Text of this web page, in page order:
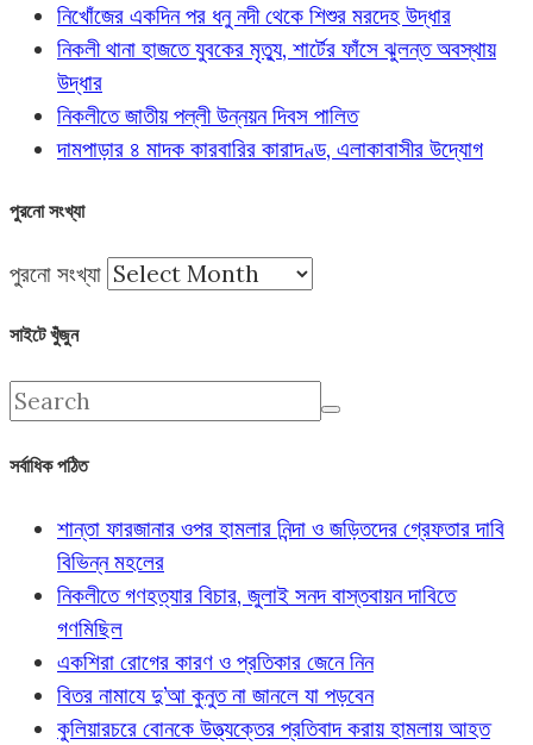
নিখোঁজের একদিন পর ধনু নদী থেকে শিশুর মরদেহ উদ্ধার
নিকলী থানা হাজতে যুবকের মৃত্যু, শার্টের ফাঁসে ঝুলন্ত অবস্থায়
উদ্ধার
নিকলীতে জাতীয় পল্লী উন্নয়ন দিবস পালিত
দামপাড়ার ৪ মাদক কারবারির কারাদণ্ড, এলাকাবাসীর উদ্যোগ
পুরনো সংখ্যা
পুরনো সংখ্যা
সাইটে খুঁজুন
সর্বাধিক পঠিত
শান্তা ফারজানার ওপর হামলার নিন্দা ও জড়িতদের গ্রেফতার দাবি
বিভিন্ন মহলের
নিকলীতে গণহত্যার বিচার, জুলাই সনদ বাস্তবায়ন দাবিতে
গণমিছিল
একশিরা রোগের কারণ ও প্রতিকার জেনে নিন
বিতর নামাযে দু’আ কুনুত না জানলে যা পড়বেন
কুলিয়ারচরে বোনকে উত্ত্যক্তের প্রতিবাদ করায় হামলায় আহত